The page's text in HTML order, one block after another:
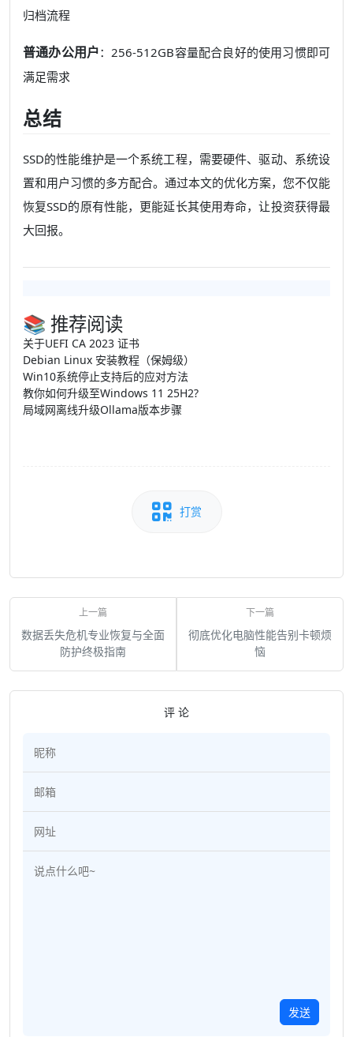
归档流程
普通办公用户：256-512GB容量配合良好的使用习惯即可
满足需求
总结
SSD的性能维护是一个系统工程，需要硬件、驱动、系统设
置和用户习惯的多方配合。通过本文的优化方案，您不仅能
恢复SSD的原有性能，更能延长其使用寿命，让投资获得最
大回报。
📚 推荐阅读
关于UEFI CA 2023 证书
Debian Linux 安装教程（保姆级）
Win10系统停止支持后的应对方法
教你如何升级至Windows 11 25H2?
局域网离线升级Ollama版本步骤
打赏
数据丢失危机专业恢复与全面
防护终极指南
彻底优化电脑性能告别卡顿烦
恼
评 论
发送